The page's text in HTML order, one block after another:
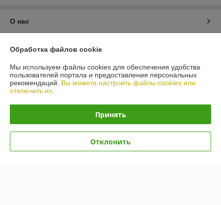
О нас
Доставка и оплата
График работы
Обработка файлов cookie
Мы используем файлы cookies для обеспечения удобства
пользователей портала и предоставления персональных
рекомендаций. Вы можете настроить файлы cookies или
отключить их.
Принять
Отклонить